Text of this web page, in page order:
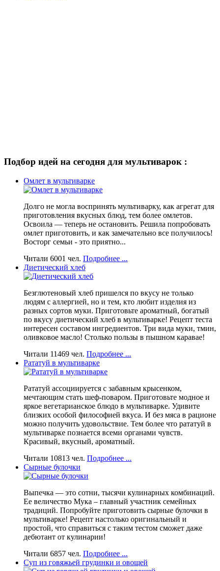
Подбор идей на сегодня для мультиварок :
Омлет в мультиварке
Долго не могла воспринять мультиварку, как агрегат для
приготовления вкусных блюд, тем более омлетов.
Освоила — теперь не остановить. Решила попробовать
омлет приготовить, и как замечательно все получилось!
Восторг семьи - это приятно...
Читали 6001 чел. Подробнее ...
Диетический хлеб
Безглютеновый хлеб пришелся по вкусу не только
людям с аллергией, но и тем, кто любит изделия из
разных сортов муки. Приготовьте ароматный, богатый
по вкусу диетический хлеб в мультиварке! Рецепт теста
интересен составом ингредиентов. Три вида муки, тмин,
оливковое масло! Столько пользы в пышном каравае!
Читали 11469 чел. Подробнее ...
Рататуй в мультиварке
Рататуй ассоциируется с забавным крысенком,
мечтающим стать шеф-поваром. Приготовьте модное и
яркое вегетарианское блюдо в мультиварке. Удивите
близких особой философией вкуса. И без мяса в рационе
можно получить удовольствие. Тем более что рататуй в
мультиварке познается всеми органами чувств.
Красивый, вкусный, ароматный.
Читали 10813 чел. Подробнее ...
Сырные булочки
Выпечка — это сотни, тысячи кулинарных комбинаций.
Ее величество Мука – главный участник семейных
традиций. Попробуйте приготовить сырные булочки в
мультиварке! Рецепт настолько оригинальный и
простой, что справиться с таким тестом сможет даже
дебютант от кулинарии!
Читали 6857 чел. Подробнее ...
Суп из говяжьей грудинки и овощей